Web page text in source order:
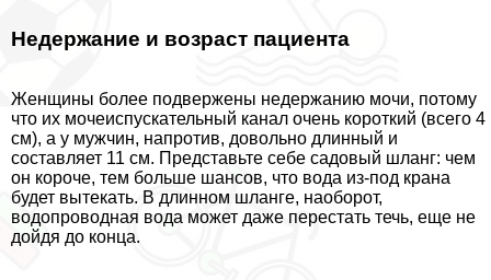
Недержание и возраст пациента
Женщины более подвержены недержанию мочи, потому
что их мочеиспускательный канал очень короткий (всего 4
см), а у мужчин, напротив, довольно длинный и
составляет 11 см. Представьте себе садовый шланг: чем
он короче, тем больше шансов, что вода из-под крана
будет вытекать. В длинном шланге, наоборот,
водопроводная вода может даже перестать течь, еще не
дойдя до конца.